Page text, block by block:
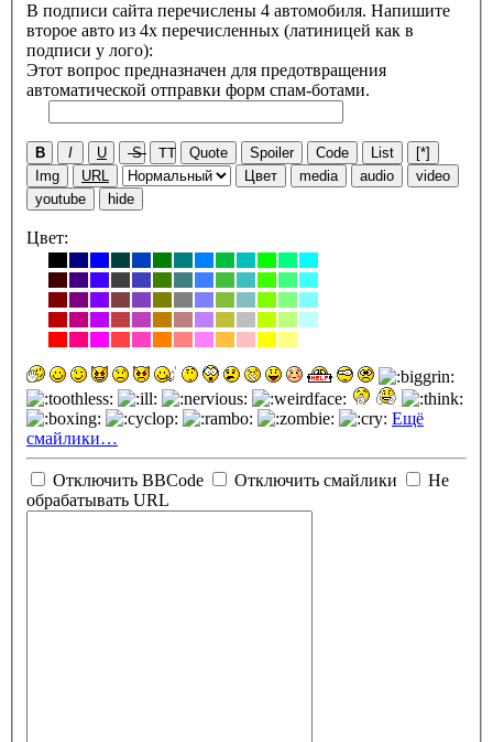
В подписи сайта перечислены 4 автомобиля. Напишите
второе авто из 4х перечисленных (латиницей как в
подписи у лого):
Этот вопрос предназначен для предотвращения
автоматической отправки форм спам-ботами.
B I U S TT Quote Spoiler Code List
[*]
Img
URL Цвет media audio
video
youtube
hide
Цвет:
Ещё
смайлики…
Отключить BBCode Отключить смайлики
Не
обрабатывать URL